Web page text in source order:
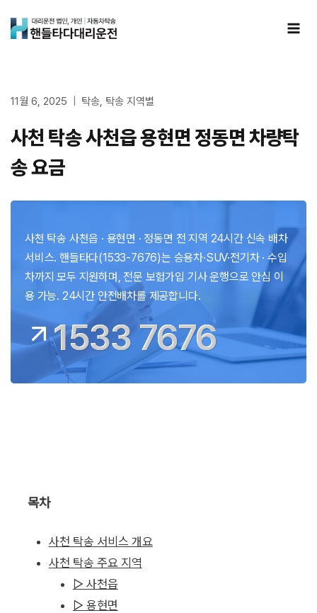
11월 6, 2025 탁송, 탁송 지역별
사천 탁송 사천읍 용현면 정동면 차량탁
송 요금
사천 탁송 사천읍 · 용현면 · 정동면 전 지역 24시간 신속 배차
서비스. 핸들타다(1533-7676)는 승용차·SUV·전기차 · 수입
차까지 모두 지원하며, 전문 보험가입 기사 운행으로 안심 이
용 가능. 24시간 안전배차를 제공합니다.
1533 7676
목차
사천 탁송 서비스 개요
사천 탁송 주요 지역
▷ 사천읍
▷ 용현면